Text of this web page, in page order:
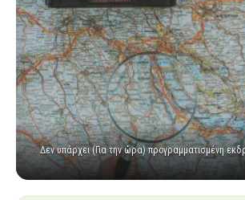
Δεν υπάρχει (Για την ώρα) προγραμματισμένη